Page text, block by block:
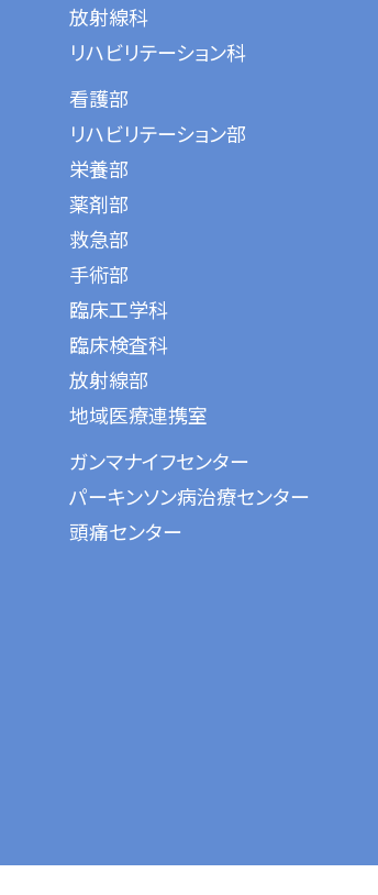
放射線科
リハビリテーション科
看護部
リハビリテーション部
栄養部
薬剤部
救急部
手術部
臨床工学科
臨床検査科
放射線部
地域医療連携室
ガンマナイフセンター
パーキンソン病治療センター
頭痛センター